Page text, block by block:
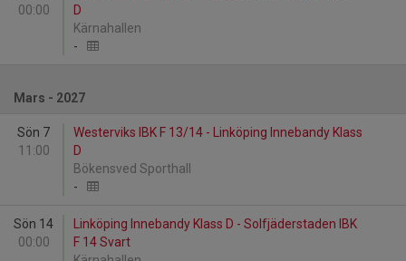
00:00
D
Kärnahallen
-
Mars - 2027
Sön 7
11:00
Westerviks IBK F 13/14 - Linköping Innebandy Klass
D
Bökensved Sporthall
-
Sön 14
00:00
Linköping Innebandy Klass D - Solfjäderstaden IBK
F 14 Svart